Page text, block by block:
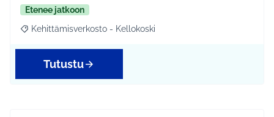
Etenee jatkoon
Rajaa tulokset aihepiirin mukaan: Kehittämisverkosto -
Kehittämisverkosto - Kellokoski
Tutustu